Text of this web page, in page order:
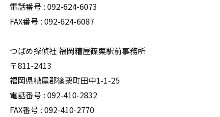
電話番号 : 092-624-6073
FAX番号 : 092-624-6087
つばめ探偵社 福岡糟屋篠栗駅前事務所
〒811-2413
福岡県糟屋郡篠栗町田中1-1-25
電話番号 : 092-410-2832
FAX番号 : 092-410-2770